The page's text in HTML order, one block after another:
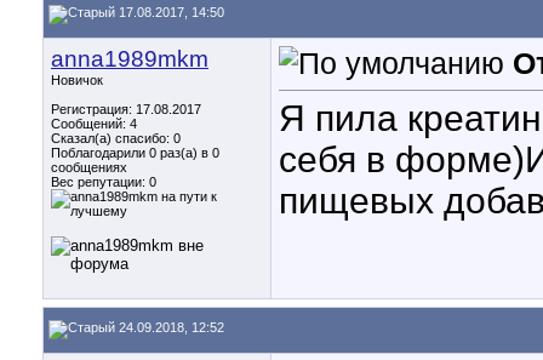
17.08.2017, 14:50
anna1989mkm
Новичок
Регистрация: 17.08.2017
Сообщений: 4
Сказал(а) спасибо: 0
Поблагодарили 0 раз(а) в 0
сообщениях
Вес репутации: 0
Я пила
себя в форме)И
пищевых
24.09.2018, 12:52